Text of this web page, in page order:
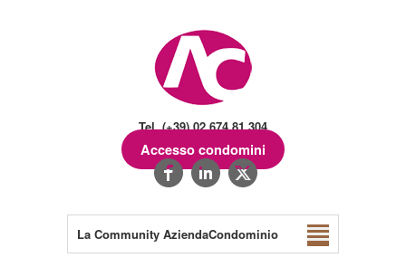
Tel. (+39) 02.674.81.304
Accesso condomini
La Community AziendaCondominio